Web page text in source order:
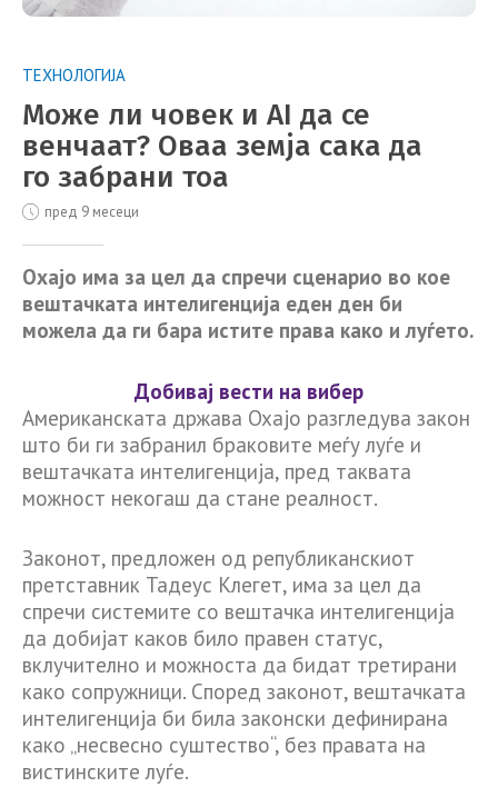
ТЕХНОЛОГИЈА
Може ли човек и AI да се
венчаат? Оваа земја сака да
го забрани тоа
пред 9 месеци
Охајо има за цел да спречи сценарио во кое
вештачката интелигенција еден ден би
можела да ги бара истите права како и луѓето.
Добивај вести на вибер
Американската држава Охајо разгледува закон
што би ги забранил браковите меѓу луѓе и
вештачката интелигенција, пред таквата
можност некогаш да стане реалност.
Законот, предложен од републиканскиот
претставник Тадеус Клегет, има за цел да
спречи системите со вештачка интелигенција
да добијат каков било правен статус,
вклучително и можноста да бидат третирани
како сопружници. Според законот, вештачката
интелигенција би била законски дефинирана
како „несвесно суштество“, без правата на
вистинските луѓе.